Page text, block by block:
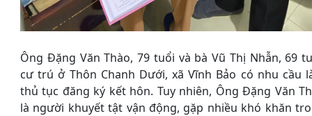
Ông Đặng Văn Thào, 79 tuổi và bà Vũ Thị Nhẫn, 69
cư trú ở Thôn Chanh Dưới, xã Vĩnh Bảo có nhu cầu
thủ tục đăng ký kết hôn. Tuy nhiên, Ông Đặng Văn
là người khuyết tật vận động, gặp nhiều khó khăn